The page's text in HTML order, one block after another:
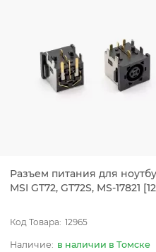
Разъем питания для
MSI GT72, GT72S, MS-17821
12965
в наличии в Томске